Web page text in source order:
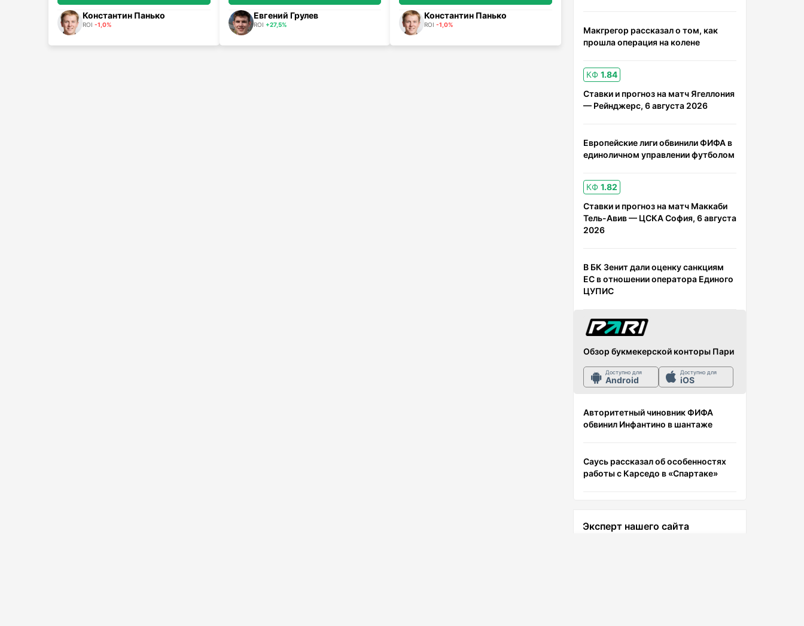
Константин Панько
ROI -1,0%
Евгений Грулев
ROI +27,5%
Константин Панько
ROI-1,0%
Макгрегор рассказал о том, как
прошла операция на колене
КФ 1.84
Ставки и прогноз на матч Ягеллония
— Рейнджерс, 6 августа 2026
Европейские лиги обвинили ФИФА в
единоличном управлении футболом
КФ 1.82
Ставки и прогноз на матч Маккаби
Тель-Авив — ЦСКА София, 6 августа
2026
В БК Зенит дали оценку санкциям
ЕС в отношении оператора Единого
ЦУПИС
Обзор букмекерской конторы Пари
Доступно для
Android
Доступно для
iOS
Авторитетный чиновник ФИФА
обвинил Инфантино в шантаже
Саусь рассказал об особенностях
работы с Карседо в «Спартаке»
Луиса Энрике — агент Гурцкая
Эксперт нашего сайта